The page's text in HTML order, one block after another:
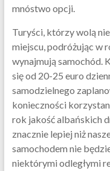
mnóstwo opcji.
Turyści, którzy wolą
miejscu, podróżując w
wynajmują samochód.
się od 20-25 euro
samodzielnego
konieczności
rok jakość albańskich
znacznie lepiej niż
samochodem nie
niektórymi odległymi